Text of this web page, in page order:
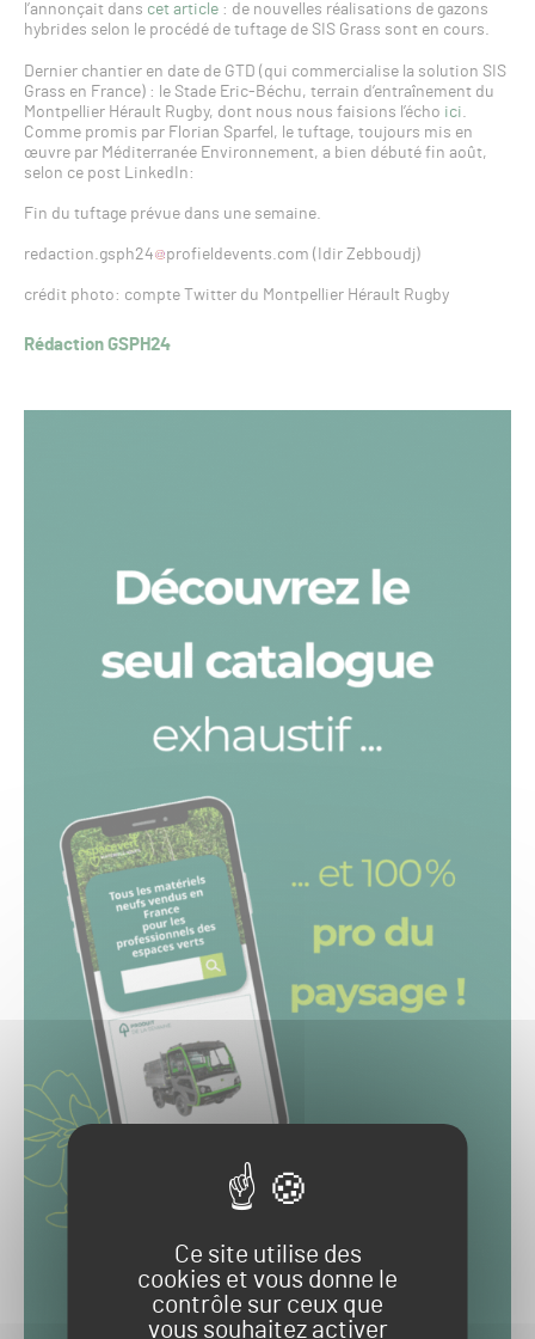
Ce site utilise des
cookies et vous donne le
contrôle sur ceux que
vous souhaitez activer
l’annonçait dans cet article: de nouvelles réalisations de gazons
hybrides selon le procédé de tuftage de SIS Grass sont en cours.
Dernier chantier en date de GTD (qui commercialise la solution SIS
Grass en France) : le Stade Eric-Béchu, terrain d’entraînement du
Montpellier Hérault Rugby, dont nous nous faisions l’écho ici
Comme promis par Florian Sparfel, le tuftage, toujours mis en
œuvre par Méditerranée Environnement, a bien débuté fin août,
selon ce post LinkedIn:
Fin du tuftage prévue dans une semaine.
redaction.gsph24 profieldevents.com (Idir Zebboudj)
crédit photo: compte Twitter du Montpellier Hérault Rugby
Rédaction GSPH24